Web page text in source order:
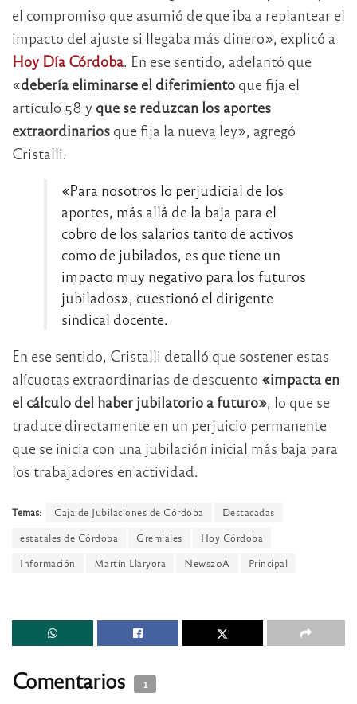
el compromiso que asumió de que iba a replantear el
impacto del ajuste si llegaba más dinero», explicó a
Hoy Día Córdoba. En ese sentido, adelantó que
«debería eliminarse el diferimiento que fija el
artículo 58 y que se reduzcan los aportes
extraordinarios que fija la nueva ley», agregó
Cristalli.
«Para nosotros lo perjudicial de los
aportes, más allá de la baja para el
cobro de los salarios tanto de activos
como de jubilados, es que tiene un
impacto muy negativo para los futuros
jubilados», cuestionó el dirigente
sindical docente.
En ese sentido, Cristalli detalló que sostener estas
alícuotas extraordinarias de descuento «impacta en
el cálculo del haber jubilatorio a futuro», lo que se
traduce directamente en un perjuicio permanente
que se inicia con una jubilación inicial más baja para
los trabajadores en actividad.
Temas: Caja de Jubilaciones de Córdoba
Destacadas
estatales de Córdoba
Gremiales
Hoy Córdoba
Información
Martín Llaryora News20A Principal
Comentarios 1